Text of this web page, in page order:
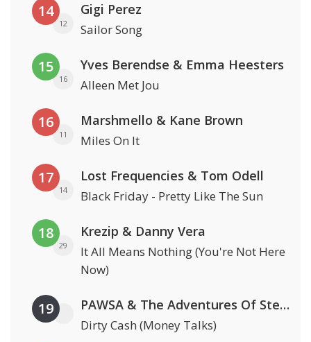
14
12
Gigi Perez
Sailor Song
15
16
Yves Berendse & Emma Heesters
Alleen Met Jou
16
11
Marshmello & Kane Brown
Miles On It
17
14
Lost Frequencies & Tom Odell
Black Friday - Pretty Like The Sun
18
29
Krezip & Danny Vera
It All Means Nothing (You're Not Here
Now)
19 PAWSA & The Adventures Of Stevie V
Dirty Cash (Money Talks)